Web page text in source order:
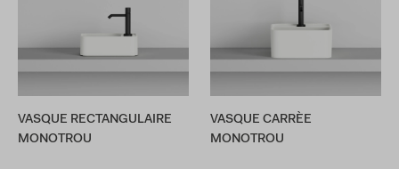
VASQUE RECTANGULAIRE
MONOTROU
VASQUE CARRÈE
MONOTROU